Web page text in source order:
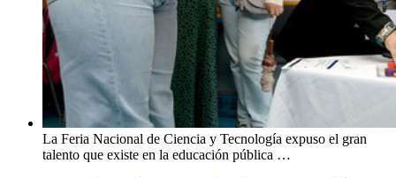
La Feria Nacional de Ciencia y Tecnología expuso el gran
talento que existe en la educación pública …